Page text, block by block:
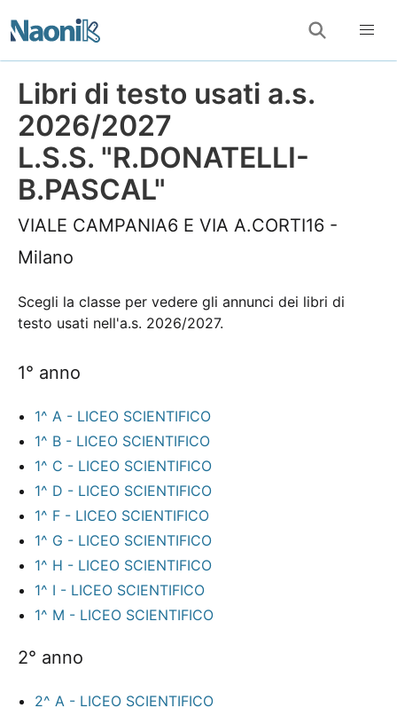
Libri di testo usati a.s.
2026/2027
L.S.S. "R.DONATELLI-
B.PASCAL"
VIALE CAMPANIA6 E VIA A.CORTI16 -
Milano
Scegli la classe per vedere gli annunci dei libri di
testo usati nell'a.s. 2026/2027.
1° anno
1^ A - LICEO SCIENTIFICO
1^ B - LICEO SCIENTIFICO
1^ C - LICEO SCIENTIFICO
1^ D - LICEO SCIENTIFICO
1^ F - LICEO SCIENTIFICO
1^ G - LICEO SCIENTIFICO
1^ H - LICEO SCIENTIFICO
1^ I - LICEO SCIENTIFICO
1^ M - LICEO SCIENTIFICO
2° anno
2^ A - LICEO SCIENTIFICO